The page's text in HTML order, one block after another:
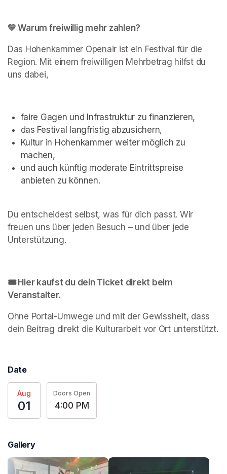
💛 Warum freiwillig mehr zahlen?
Das Hohenkammer Openair ist ein Festival für die
Region. Mit einem freiwilligen Mehrbetrag hilfst du
uns dabei,
faire Gagen und Infrastruktur zu finanzieren,
das Festival langfristig abzusichern,
Kultur in Hohenkammer weiter möglich zu
machen,
und auch künftig moderate Eintrittspreise
anbieten zu können.
Du entscheidest selbst, was für dich passt. Wir
freuen uns über jeden Besuch – und über jede
Unterstützung.
🎟️ Hier kaufst du dein Ticket direkt beim
Veranstalter.
Ohne Portal-Umwege und mit der Gewissheit, dass
dein Beitrag direkt die Kulturarbeit vor Ort unterstützt.
Date
Aug
01
Doors Open
4:00 PM
Gallery